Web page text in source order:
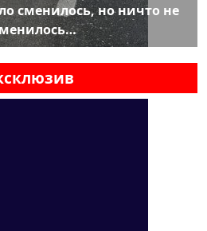
сменилось, но ничто не